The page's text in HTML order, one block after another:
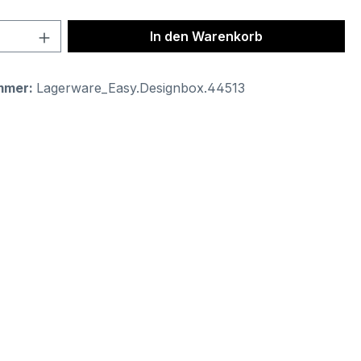
Anzahl: Gib den gewünschten Wert
In den Warenkorb
Lagerware_Easy.Designbox.44513